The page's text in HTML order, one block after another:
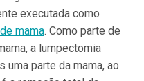
executada como
mama. Como parte de
a lumpectomia
uma parte da mama, ao